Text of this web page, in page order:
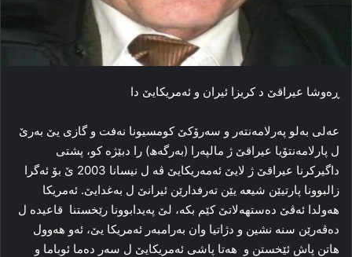
ڕه‌وشا عیراقێ د کریزا ئیران و ئه‌مریکایێ دا
عەلی بەلو پەرلامەنتەر و سەرۆكێ كومسیونا نەفت و گازی یێ بەرێ
ل پارلامەنتۆیا عیراقێ ژ مالپەرا (بەرگەھ) را دبێژە كو، پشتی
داگیرکرنا عیراقێ ژ لایێ ئه‌مه‌ریکایێ ڤه‌ ل نیسانا 2003 ێ بۆ ئه‌گرا
زالبوونا پارتیێن شیعە یێن ته‌رفدارێن ئیرانێ ل به‌غدایێ. ئه‌مریکا
هه‌ولدا ئه‌ڤێ ده‌ستهه‌لاتێ کێم بکە، لێ په‌یدابوونا رێخستنا قاعیده‌ ل
ده‌ڤه‌رێن سنه‌ نشین و دژاتیا وان به‌رامبه‌ر ئه‌مریکا یێ، ئه‌و هه‌وول
ھاتن پاش ئێخستن و ھەتا پاشی ئەمریكایێ ل سەر دەما ئوباما و